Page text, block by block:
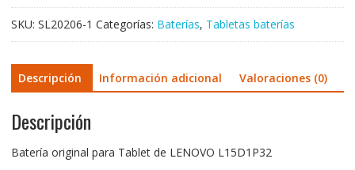
SKU: SL20206-1 Categorías: Baterías, Tabletas baterías
Descripción Información adicional Valoraciones (0)
Descripción
Batería original para Tablet de LENOVO L15D1P32